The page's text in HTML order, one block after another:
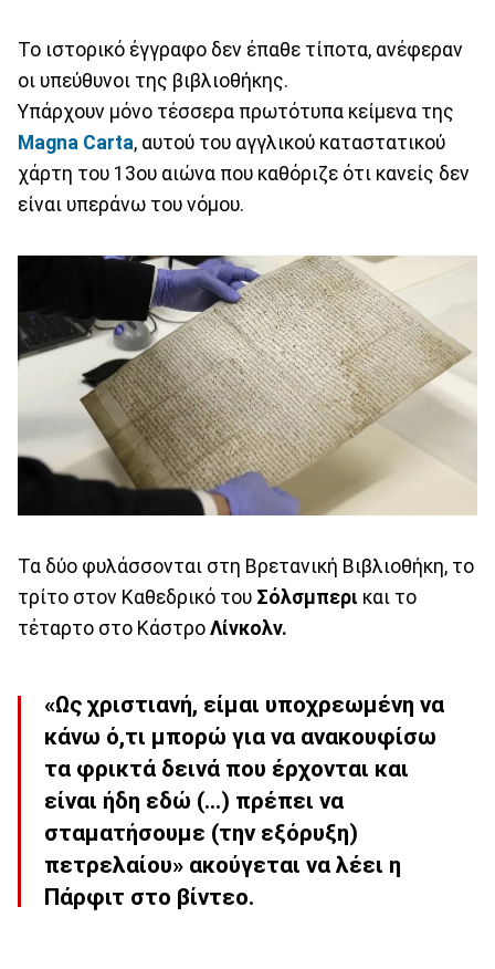
Το ιστορικό έγγραφο δεν έπαθε τίποτα, ανέφεραν
οι υπεύθυνοι της βιβλιοθήκης.
Υπάρχουν μόνο τέσσερα πρωτότυπα κείμενα της
Magna Carta, αυτού του αγγλικού καταστατικού
χάρτη του 13ου αιώνα που καθόριζε ότι κανείς δεν
είναι υπεράνω του νόμου.
Τα δύο φυλάσσονται στη Βρετανική Βιβλιοθήκη, το
τρίτο στον Καθεδρικό του Σόλσμπερι και το
τέταρτο στο Κάστρο Λίνκολν.
«Ως χριστιανή, είμαι υποχρεωμένη να
κάνω ό,τι μπορώ για να ανακουφίσω
τα φρικτά δεινά που έρχονται και
είναι ήδη εδώ (…) πρέπει να
σταματήσουμε (την εξόρυξη)
πετρελαίου» ακούγεται να λέει η
Πάρφιτ στο βίντεο.